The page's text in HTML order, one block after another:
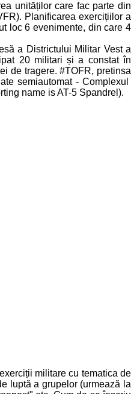
unităților care fac parte din
Planificarea exercițiilor a
loc 6 evenimente, din care 4
a Districtului Militar Vest a
20 militari și a constat în
de tragere. #TOFR, pretinsa
semiautomat - Complexul
name is AT-5 Spandrel).
militare cu tematica de
luptă a grupelor (urmează la